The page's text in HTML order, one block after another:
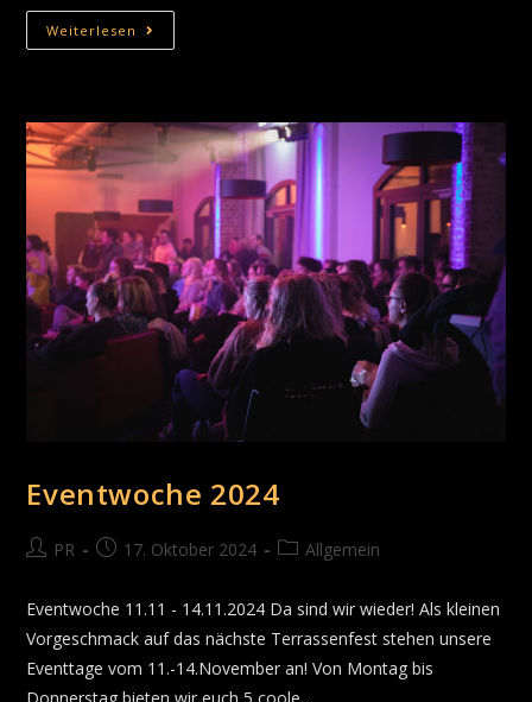
Weiterlesen
Eventwoche 2024
PR 17. Oktober 2024 Allgemein
Eventwoche 11.11 - 14.11.2024 Da sind wir wieder! Als kleinen
Vorgeschmack auf das nächste Terrassenfest stehen unsere
Eventtage vom 11.-14.November an! Von Montag bis